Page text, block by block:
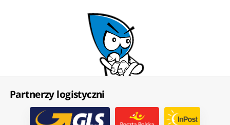
Partnerzy logistyczni